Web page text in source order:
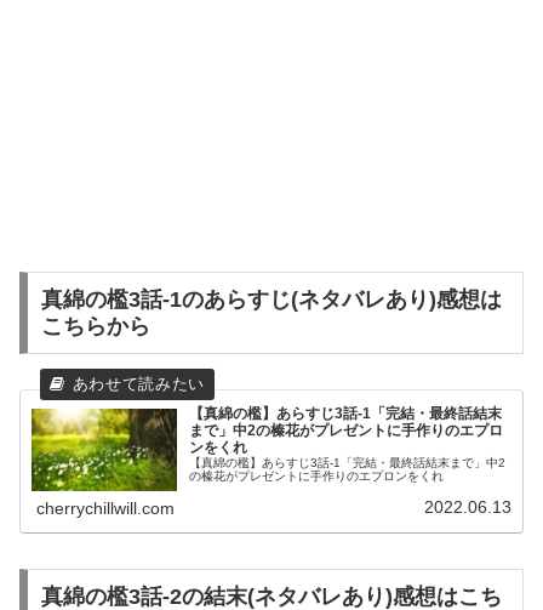
真綿の檻3話-1のあらすじ(ネタバレあり)感想は
こちらから
【真綿の檻】あらすじ3話-1「完結・最終話結末
まで」中2の榛花がプレゼントに手作りのエプロ
ンをくれ
【真綿の檻】あらすじ3話-1「完結・最終話結末まで」中2
の榛花がプレゼントに手作りのエプロンをくれ
cherrychillwill.com 2022.06.13
真綿の檻3話-2の結末(ネタバレあり)感想はこち